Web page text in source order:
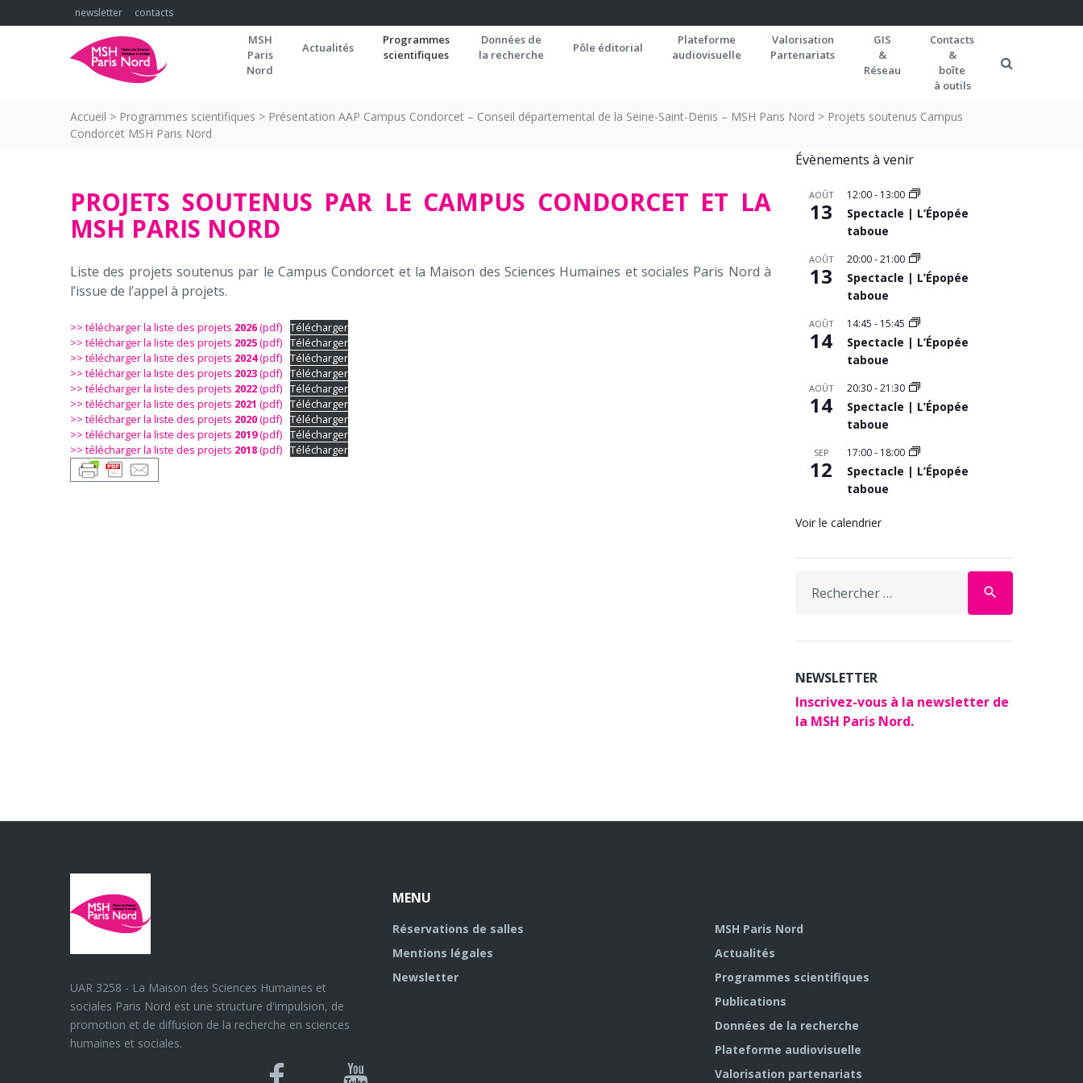
to
newsletter contacts
MSH
Paris
Nord
Actualités
Programmes
scientifiques
Données de
la recherche
Pôle éditorial
Plateforme
audiovisuelle
Valorisation
Partenariats
GIS
&
Réseau
Contacts
&
boîte
à outils
Accueil > Programmes scientifiques > Présentation AAP Campus Condorcet – Conseil départemental de la Seine-Saint-Denis – MSH Paris Nord > Projets soutenus Campus
Condorcet MSH Paris Nord
Projets
soutenus
Campus
Condorcet
MSH
Paris
Nord
PROJETS SOUTENUS PAR LE CAMPUS CONDORCET ET LA
MSH PARIS NORD
Liste des projets soutenus par le Campus Condorcet et la Maison des Sciences Humaines et sociales Paris Nord à
l’issue de l’appel à projets.
>> télécharger la liste des projets 2026(pdf) Télécharger
>> télécharger la liste des projets 2025(pdf) Télécharger
>> télécharger la liste des projets 2024(pdf) Télécharger
>> télécharger la liste des projets 2023(pdf) Télécharger
>> télécharger la liste des projets 2022(pdf) Télécharger
>> télécharger la liste des projets 2021 (pdf) Télécharger
>> télécharger la liste des projets 2020(pdf) Télécharger
>> télécharger la liste des projets 2019(pdf) Télécharger
>> télécharger la liste des projets 2018(pdf) Télécharger
Évènements à venir
AOÛT
13
12:00- 13:00
Spectacle | L’Épopée
taboue
AOÛT
13
20:00-21:00
Spectacle | L’Épopée
taboue
AOÛT
14
14:45 - 15:45
Spectacle | L’Épopée
taboue
AOÛT
14
20:30-21:30
Spectacle | L’Épopée
taboue
SEP
12
17:00- 18:00
Spectacle | L’Épopée
taboue
Voir le calendrier
for:
search
NEWSLETTER
Inscrivez-vous à la newsletter de
la MSH Paris Nord.
UAR 3258 - La Maison des Sciences Humaines et
sociales Paris Nord est une structure d'impulsion, de
promotion et de diffusion de la recherche en sciences
humaines et sociales.
MENU
Réservations de salles
Mentions légales
Newsletter
MSH Paris Nord
Actualités
Programmes scientifiques
Publications
Données de la recherche
Plateforme audiovisuelle
Valorisation partenariats